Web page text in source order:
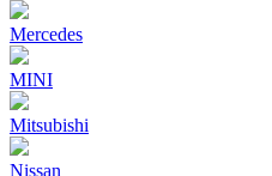
Mercedes
MINI
Mitsubishi
Nissan